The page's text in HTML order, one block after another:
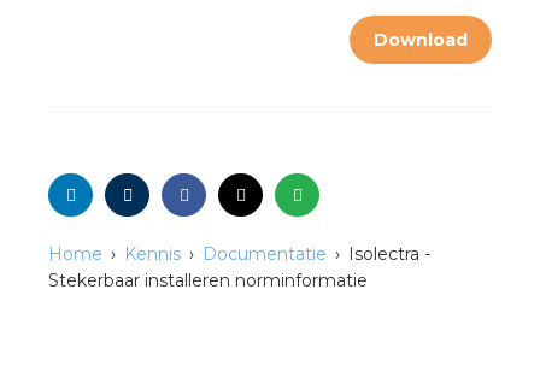
Download
Home Kennis Documentatie
Isolectra -
Stekerbaar installeren norminformatie